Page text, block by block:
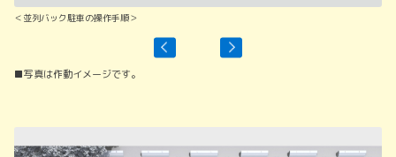
＜並列バック駐車の操作手順＞
■写真は作動イメージです。